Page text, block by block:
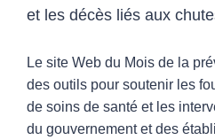
Ressources pour les
Ressources
Programmes
Sujets Blessures
et les décès liés aux
Le site Web du Mois de la
des outils pour soutenir les
de soins de santé et les
du gouvernement et des